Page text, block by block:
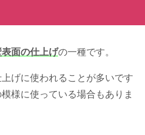
面の仕上げの一種です。
げに使われることが多いです
様に使っている場合もありま